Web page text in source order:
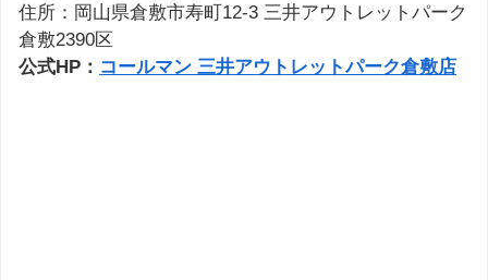
住所：岡山県倉敷市寿町12-3 三井アウトレットパーク
倉敷2390区
公式HP： コールマン 三井アウトレットパーク倉敷店